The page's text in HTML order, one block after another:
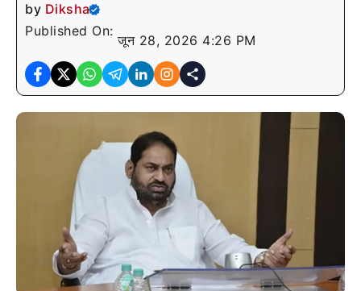
by Diksha
Published On:
जून 28, 2026 4:26 PM